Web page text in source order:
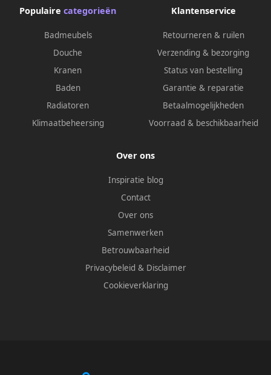
Populaire categorieën
Badmeubels
Douche
Kranen
Baden
Radiatoren
Klimaatbeheersing
Klantenservice
Retourneren & ruilen
Verzending & bezorging
Status van bestelling
Garantie & reparatie
Betaalmogelijkheden
Voorraad & beschikbaarheid
Over ons
Inspiratie blog
Contact
Over ons
Samenwerken
Betrouwbaarheid
Privacybeleid & Disclaimer
Cookieverklaring